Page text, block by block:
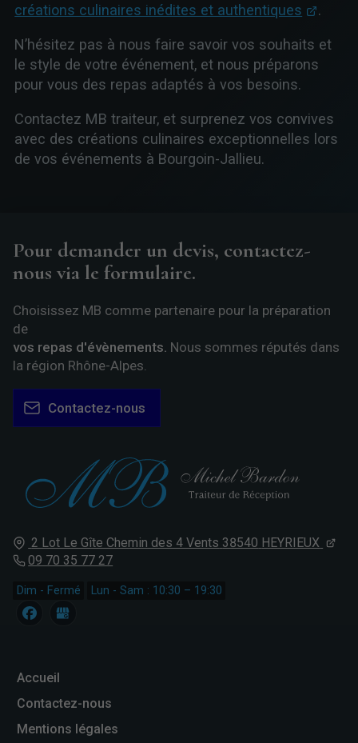
créations culinaires inédites et authentiques
.
N’hésitez pas à nous faire savoir vos souhaits et
le style de votre événement, et nous préparons
pour vous des repas adaptés à vos besoins.
Contactez MB traiteur, et surprenez vos convives
avec des créations culinaires exceptionnelles lors
de vos événements à Bourgoin-Jallieu.
2 Lot Le Gîte Chemin des 4 Vents 38540 HEYRIEUX
09 70 35 77 27
Dim - Fermé Lun - Sam : 10:30 – 19:30
Accueil
Contactez-nous
Mentions légales
Pour demander un devis, contactez-
nous via le formulaire.
Choisissez MB comme partenaire pour la préparation
de
vos repas d'évènements. Nous sommes réputés dans
la région Rhône-Alpes.
Contactez-nous